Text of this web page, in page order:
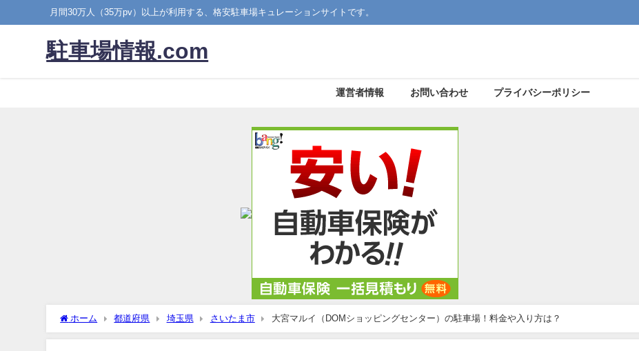
月間30万人（35万pv）以上が利用する、格安駐車場キュレーションサイトです。
駐車場情報.com
運営者情報 お問い合わせ プライバシーポリシー
ホーム 都道府県 埼玉県 さいたま市 大宮マルイ（DOMショッピングセンター）の駐車場！料金や入り方は？